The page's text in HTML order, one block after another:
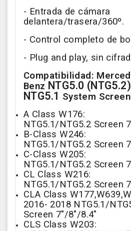
- Entrada de cámara
delantera/trasera/360º.
- Control completo de
- Plug and play, sin
Compatibilidad:
Benz NTG5.0 (NTG5.2)
NTG5.1 System Screen
A Class W176:
NTG5.1/NTG5.2 Screen
B-Class W246:
NTG5.1/NTG5.2 Screen
C-Class W205:
NTG5.1/NTG5.2 Screen
CL Class W216:
NTG5.1/NTG5.2 Screen
CLA Class
2016- 2018 NTG5.1/
Screen 7"/8"/8.4"
CLS Class W203: